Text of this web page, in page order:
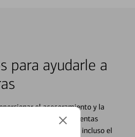
para ayudarle a
el asesoramiento y la
Desde sus cuentas
para su futuro, e incluso el